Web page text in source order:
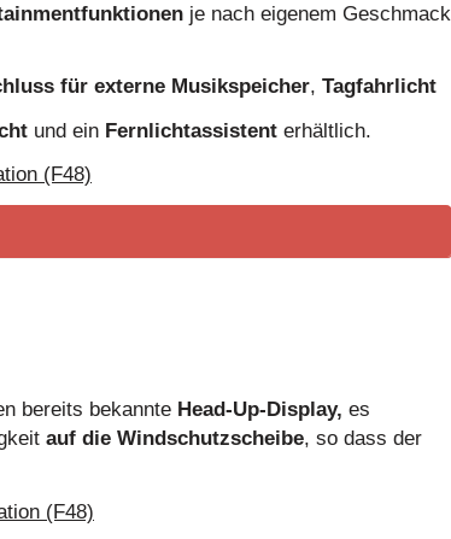
je nach eigenem Geschmack
für externe Musikspeicher, Tagfahrlicht
und ein Fernlichtassistent erhältlich.
(F48)
bereits bekannte Head-Up-Display, es
auf die Windschutzscheibe, so dass der
(F48)